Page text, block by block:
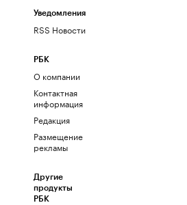
Уведомления
RSS Новости
РБК
О компании
Контактная
информация
Редакция
Размещение
рекламы
Другие
продукты
РБК